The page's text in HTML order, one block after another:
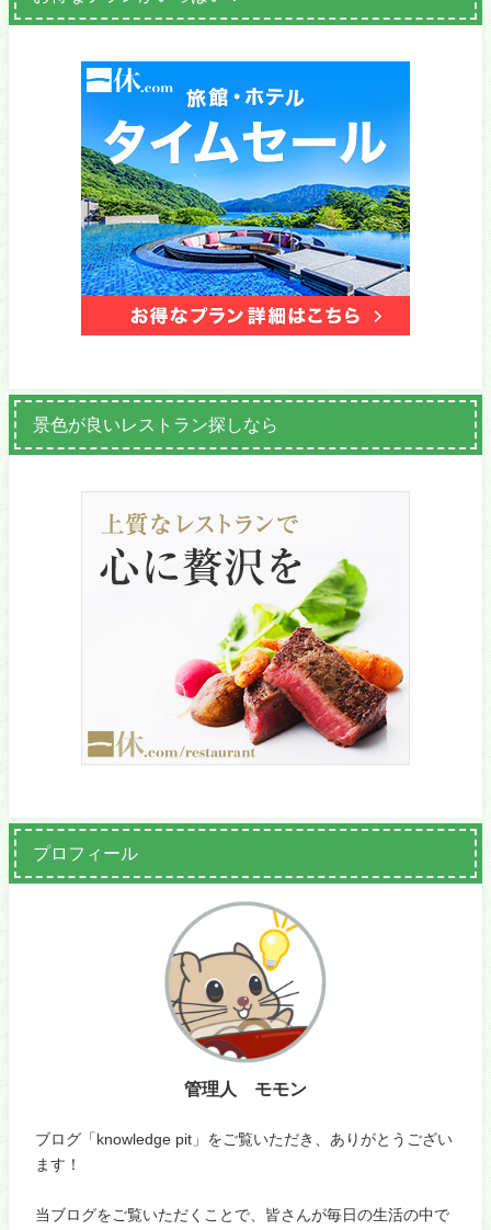
景色が良いレストラン探しなら
プロフィール
管理人 モモン
ブログ「knowledge pit」をご覧いただき、ありがとうござい
ます！
当ブログをご覧いただくことで、皆さんが毎日の生活の中で